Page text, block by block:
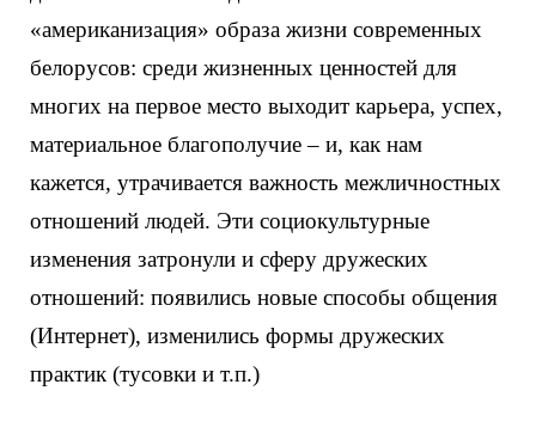
«американизация» образа жизни современных
белорусов: среди жизненных ценностей для
многих на первое место выходит карьера, успех,
материальное благополучие – и, как нам
кажется, утрачивается важность межличностных
отношений людей. Эти социокультурные
изменения затронули и сферу дружеских
отношений: появились новые способы общения
(Интернет), изменились формы дружеских
практик (тусовки и т.п.)